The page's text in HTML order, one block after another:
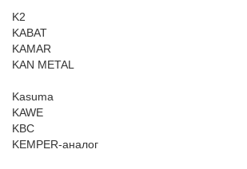
K2
KABAT
KAMAR
KAN METAL
Kasuma
KAWE
KBC
KEMPER-аналог